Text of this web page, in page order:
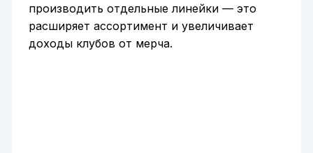
производить отдельные линейки — это
расширяет ассортимент и увеличивает
доходы клубов от мерча.